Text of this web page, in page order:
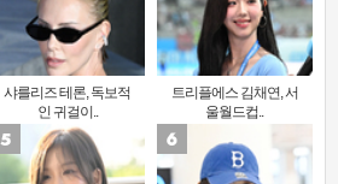
샤를리즈 테론, 독보적
인 귀걸이..
트리플에스 김채연, 서
울월드컵..